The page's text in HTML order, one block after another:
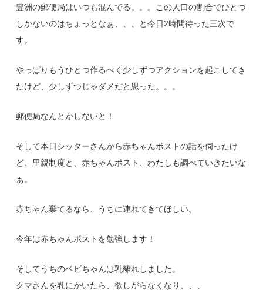
豊洲の郵便局はいつも混んでる。。。この人口の割合でひとつ
しかないのはちょっとなぁ、、、と今日2時間待った三次で
す。
やっぱりもうひとつ作るべく少しずつアクションを起こしてき
たけど、少しずつじゃダメだと思った。。。
郵便局なんとかしないと！
そして本日シッターさんから赤ちゃんポストの話を伺ったけ
ど、里親制度と、赤ちゃんポスト、わたしも調べていきたいな
ぁ。
赤ちゃん棄てるなら、うちに連れてきてほしい。
今年は赤ちゃんポストを勉強します！
そしてうちのベビちゃんは乳離れしました。
クマさんを乳にかいたら、欲しがらなくなり、、、